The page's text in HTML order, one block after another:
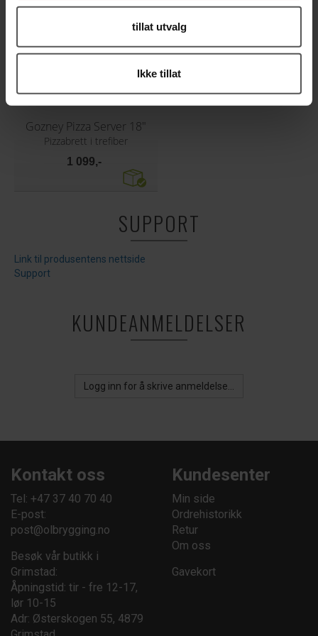
tillat utvalg
Ikke tillat
Gozney Pizza Server 18"
Pizzabrett i trefiber
1 099,-
SUPPORT
Link til produsentens nettside
Support
KUNDEANMELDELSER
Logg inn for å skrive anmeldelse...
Kontakt oss
Tel: +47 37 40 70 40
E-post:
post@olbrygging.no
Besøk vår butikk i
Grimstad:
Åpningstid: tir - fre 12-17,
lør 10-15
Adr: Østerskogen 55, 4879
Kundesenter
Min side
Ordrehistorikk
Retur
Om oss
Gavekort